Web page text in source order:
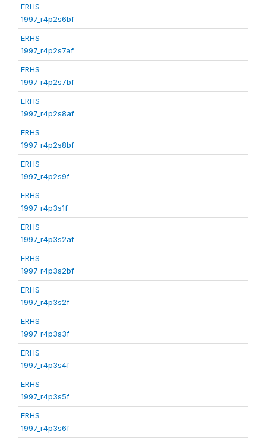
ERHS
1997_r4p2s6bf
ERHS
1997_r4p2s7af
ERHS
1997_r4p2s7bf
ERHS
1997_r4p2s8af
ERHS
1997_r4p2s8bf
ERHS
1997_r4p2s9f
ERHS
1997_r4p3s1f
ERHS
1997_r4p3s2af
ERHS
1997_r4p3s2bf
ERHS
1997_r4p3s2f
ERHS
1997_r4p3s3f
ERHS
1997_r4p3s4f
ERHS
1997_r4p3s5f
ERHS
1997_r4p3s6f